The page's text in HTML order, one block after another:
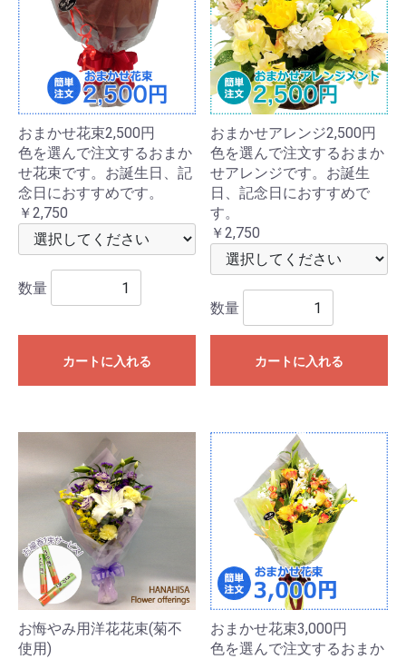
おまかせ花束2,500円
色を選んで注文するおまか
せ花束です。お誕生日、記
念日におすすめです。
￥2,750
数量
カートに入れる
おまかせアレンジ2,500円
色を選んで注文するおまか
せアレンジです。お誕生
日、記念日におすすめで
す。
￥2,750
数量
カートに入れる
お悔やみ用洋花花束(菊不
使用)
おまかせ花束3,000円
色を選んで注文するおまか